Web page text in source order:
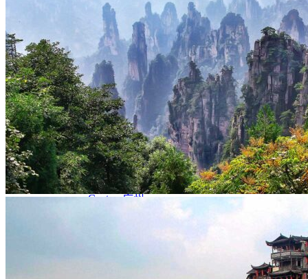
Montagnes Jaunes
Shandong 山东
Shanghai 上海
Suzhou 苏州
Nord Ouest
Gansu 甘肃
Dunhuang – 敦煌
Jiayuguan – 嘉峪关
Qinghai 青海
Xi’an 西安市
Xinjiang 新疆
Kashgar
Turpan
Sud Est
Canton 广州